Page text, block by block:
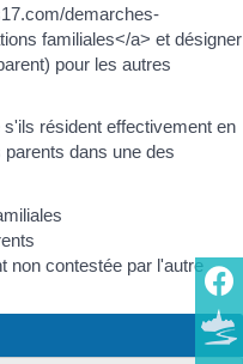
demarches-
familiales</a> et désigner
pour les autres
résident effectivement en
dans une des
non contestée par l'autre